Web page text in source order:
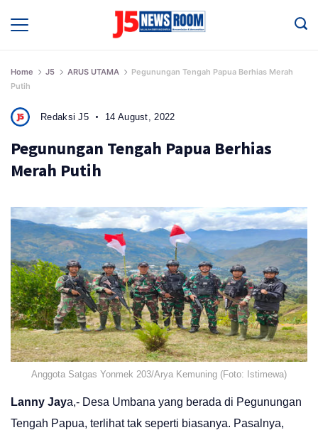
Home J5 ARUS UTAMA
Pegunungan Tengah Papua Berhias Merah
Putih
Redaksi J5 14 August, 2022
Pegunungan Tengah Papua Berhias
Merah Putih
Anggota Satgas Yonmek 203/Arya Kemuning (Foto: Istimewa)
Lanny Jaya,- Desa Umbana yang berada di Pegunungan
Tengah Papua, terlihat tak seperti biasanya. Pasalnya,